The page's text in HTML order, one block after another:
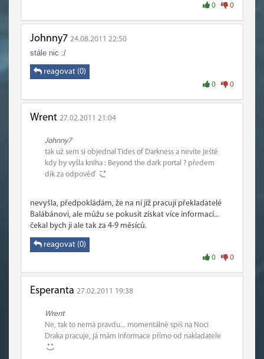
0 0
Johnny7 24.08.2011 22:50
stále nic :/
reagovat (0)
0 0
Wrent 27.02.2011 21:04
Johnny7
tak už sem si objednal Tides of Darkness a nevíte ještě
kdy by vyšla kniha : Beyond the dark portal ? předem
dík za odpověď
nevyšla, předpokládám, že na ní již pracují překladatelé
Balábánovi, ale můžu se pokusit získat více informací...
čekal bych ji ale tak za 4-9 měsíců.
reagovat (0)
0 0
Esperanta 27.02.2011 19:38
Wrent
Ne, tak to nemá pravdu... momentálně spíš na Noci
Draka pracuje, já mám informace přímo od nakladatele